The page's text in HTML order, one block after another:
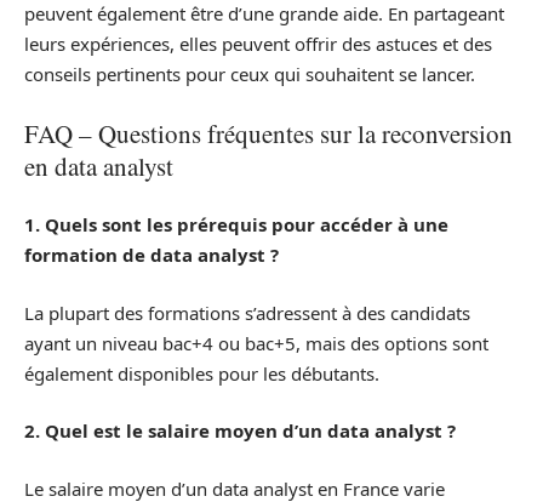
peuvent également être d’une grande aide. En partageant
leurs expériences, elles peuvent offrir des astuces et des
conseils pertinents pour ceux qui souhaitent se lancer.
FAQ – Questions fréquentes sur la reconversion
en data analyst
1. Quels sont les prérequis pour accéder à une
formation de data analyst ?
La plupart des formations s’adressent à des candidats
ayant un niveau bac+4 ou bac+5, mais des options sont
également disponibles pour les débutants.
2. Quel est le salaire moyen d’un data analyst ?
Le salaire moyen d’un data analyst en France varie